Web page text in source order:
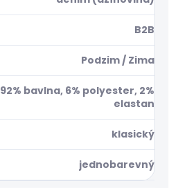
B2B
Podzim / Zima
92% bavlna, 6% polyester, 2%
elastan
klasický
jednobarevný